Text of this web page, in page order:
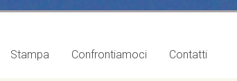
Stampa Confrontiamoci Contatti